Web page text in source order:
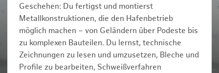
Geschehen: Du fertigst und montierst
Metallkonstruktionen, die den Hafenbetrieb
möglich machen – von Geländern über Podeste bis
zu komplexen Bauteilen. Du lernst, technische
Zeichnungen zu lesen und umzusetzen, Bleche und
Profile zu bearbeiten, Schweißverfahren